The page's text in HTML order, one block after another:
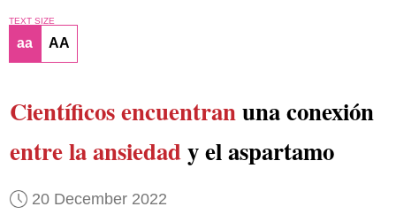
TEXT SIZE
aa AA
Científicos encuentranuna conexión
entre la ansiedady el aspartamo
20 December 2022